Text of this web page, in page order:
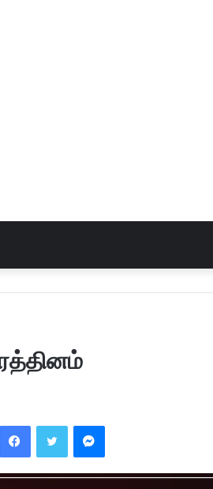
FacebookTwitter Messenger